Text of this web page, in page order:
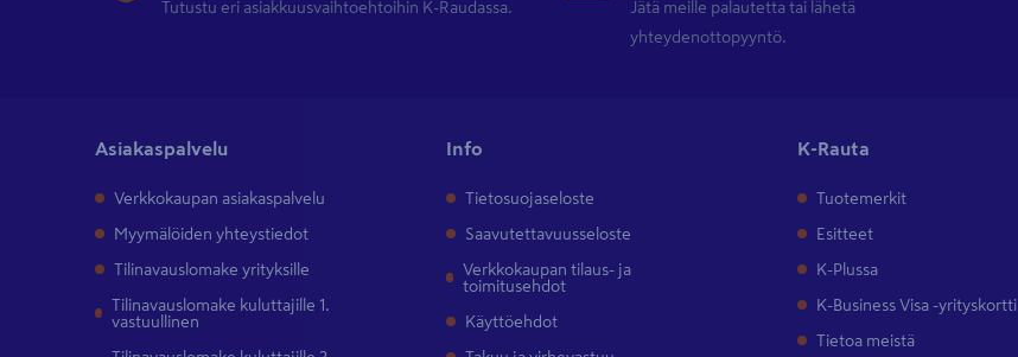
Tutustu eri asiakkuusvaihtoehtoihin K-Raudassa.
Jätä meille palautetta tai lähetä
yhteydenottopyyntö.
Asiakaspalvelu
Verkkokaupan asiakaspalvelu
Myymälöiden yhteystiedot
Tilinavauslomake yrityksille
Tilinavauslomake kuluttajille 1.
vastuullinen
Info
Tietosuojaseloste
Saavutettavuusseloste
Verkkokaupan tilaus- ja
toimitusehdot
Käyttöehdot
K-Rauta
Tuotemerkit
Esitteet
K-Plussa
K-Business Visa -yrityskortti
Tietoa meistä